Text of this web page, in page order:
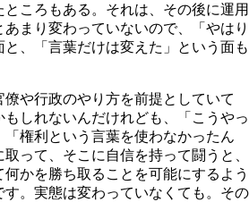
ころもある。それは、その後に運用
まり変わっていないので、「やはり
、「言葉だけは変えた」という面も
や行政のやり方を前提としていて
しれないんだけれども、「こうやっ
権利という言葉を使わなかったん
って、そこに自信を持って闘うと、
かを勝ち取ることを可能にするよう
。実態は変わっていなくても。その